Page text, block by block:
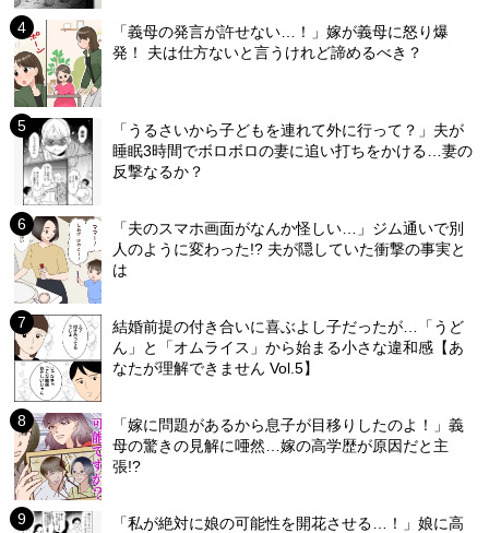
「義母の発言が許せない…！」嫁が義母に怒り爆
発！ 夫は仕方ないと言うけれど諦めるべき？
「うるさいから子どもを連れて外に行って？」夫が
睡眠3時間でボロボロの妻に追い打ちをかける…妻の
反撃なるか？
「夫のスマホ画面がなんか怪しい…」ジム通いで別
人のように変わった!? 夫が隠していた衝撃の事実と
は
結婚前提の付き合いに喜ぶよし子だったが…「うど
ん」と「オムライス」から始まる小さな違和感【あ
なたが理解できません Vol.5】
「嫁に問題があるから息子が目移りしたのよ！」義
母の驚きの見解に唖然…嫁の高学歴が原因だと主
張!?
「私が絶対に娘の可能性を開花させる…！」娘に高